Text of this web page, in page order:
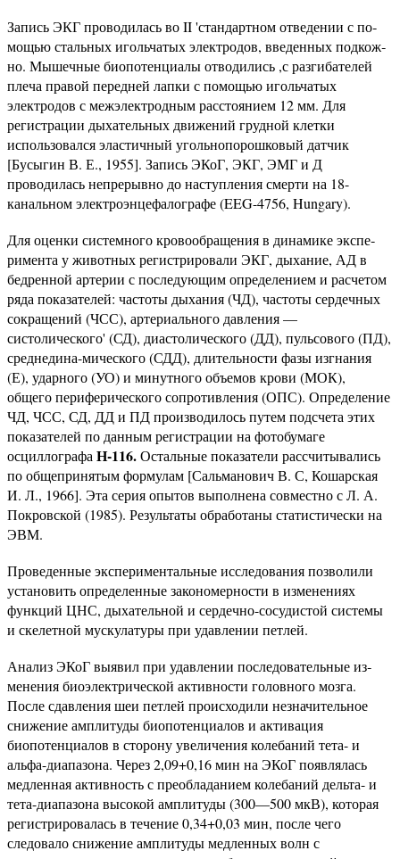
Запись ЭКГ проводилась во II 'стандартном отведении с по­
мощью стальных игольчатых электродов, введенных подкож­
но. Мышечные биопотенциалы отводились ,с разгибателей
плеча правой передней лапки с помощью игольчатых
электродов с межэлектродным расстоянием 12 мм. Для
регистрации дыха­тельных движений грудной клетки
использовался эластичный угольнопорошковый датчик
[Бусыгин В. Е., 1955]. Запись ЭКоГ, ЭКГ, ЭМГ и Д
проводилась непрерывно до наступле­ния смерти на 18-
канальном электроэнцефалографе (EEG-4756, Hungary).
Для оценки системного кровообращения в динамике экспе­
римента у животных регистрировали ЭКГ, дыхание, АД в
бед­ренной артерии с последующим определением и расчетом
ряда показателей: частоты дыхания (ЧД), частоты сердечных
со­кращений (ЧСС), артериального давления —
систолического' (СД), диастолического (ДД), пульсового (ПД),
среднедина-мического (СДД), длительности фазы изгнания
(Е), ударного (УО) и минутного объемов крови (МОК),
общего перифериче­ского сопротивления (ОПС). Определение
ЧД, ЧСС, СД, ДД и ПД производилось путем подсчета этих
показателей по дан­ным регистрации на фотобумаге
осциллографа Н-116.Осталь­ные показатели рассчитывались
по общепринятым формулам [Сальманович В. С, Кошарская
И. Л., 1966]. Эта серия опытов выполнена совместно с Л. А.
Покровской (1985). Результаты обработаны статистически на
ЭВМ.
Проведенные экспериментальные исследования позволили
установить определенные закономерности в изменениях
функций ЦНС, дыхательной и сердечно-сосудистой системы
и скелетной мускулатуры при удавлении петлей.
Анализ ЭКоГ выявил при удавлении последовательные из­
менения биоэлектрической активности головного мозга.
После сдавления шеи петлей происходили незначительное
снижение амплитуды биопотенциалов и активация
биопотенциалов в сто­рону увеличения колебаний тета- и
альфа-диапазона. Через 2,09+0,16 мин на ЭКоГ появлялась
медленная активность с преобладанием колебаний дельта- и
тета-диапазона высокой амплитуды (300—500 мкВ), которая
регистрировалась в тече­ние 0,34+0,03 мин, после чего
следовало снижение амплитуды медленных волн с